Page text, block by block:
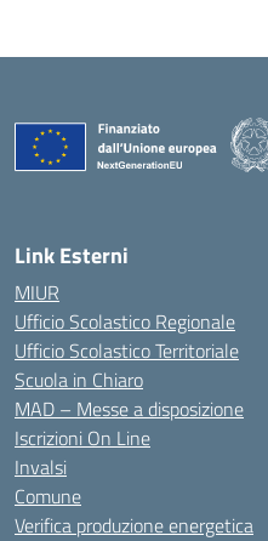
Link Esterni
MIUR
Ufficio Scolastico Regionale
Ufficio Scolastico Territoriale
Scuola in Chiaro
MAD – Messe a disposizione
Iscrizioni On Line
Invalsi
Comune
Verifica produzione energetica